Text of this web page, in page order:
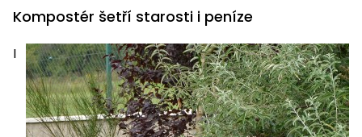
a
vodárny
Postřikovače
a rosiče
betonu
a
asfaltu
Měřící
přístroje
Ventilátory,
Kompostér šetří starosti i peníze
I